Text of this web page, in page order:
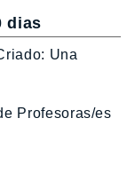
dias
Una
Profesoras/es